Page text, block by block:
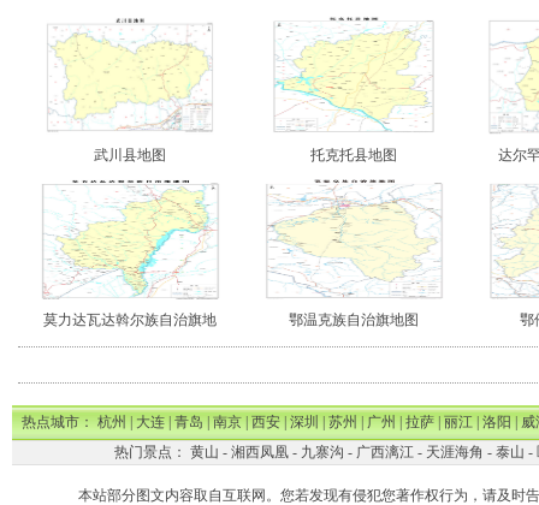
武川县地图 托克托县地图 达尔
莫力达瓦达斡尔族自治旗地 鄂温克族自治旗地图 鄂
热点城市：杭州|大连|青岛|南京|西安|深圳|苏州|广州|拉萨|丽江|洛阳|威
热门景点： 黄山 - 湘西凤凰- 九寨沟 - 广西漓江- 天涯海角 - 泰山 -
本站部分图文内容取自互联网。您若发现有侵犯您著作权行为，请及时